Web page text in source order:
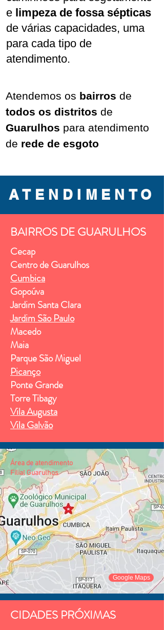
e limpeza de fossa sépticas
de várias capacidades, uma
para cada tipo de
atendimento.
Atendemos os bairros de
todos os distritos de
Guarulhos para atendimento
de rede de esgoto
ATENDIMENTO
BAIRROS DE GUARULHOS
Cecap
Centro de Guarulhos
Cumbica
Gopoúva
Jardim Santa Clara
Jardim São Paulo
Macedo
Maia
Parque São Miguel
Picanço
Ponte Grande
Torre Tibagy
Vila Augusta
Vila Galvão
Área de atendimento
Filial Guarulhos
Google Maps
CIDADES PRÓXIMAS